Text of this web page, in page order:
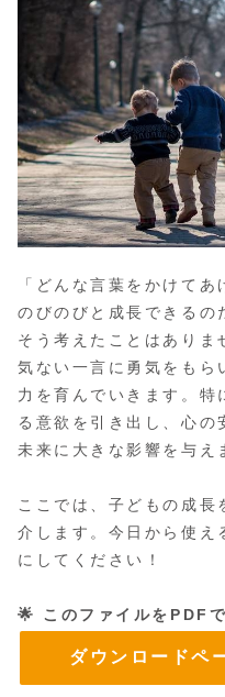
「どんな言葉をかけて
のびのびと成長できるの
そう考えたことはありま
気ない一言に勇気をもら
力を育んでいきます。特
る意欲を引き出し、心の
未来に大きな影響を与え
ここでは、子どもの成長
介します。今日から使え
にしてください！
🌟 このファイルをPDF
ダウンロードペ